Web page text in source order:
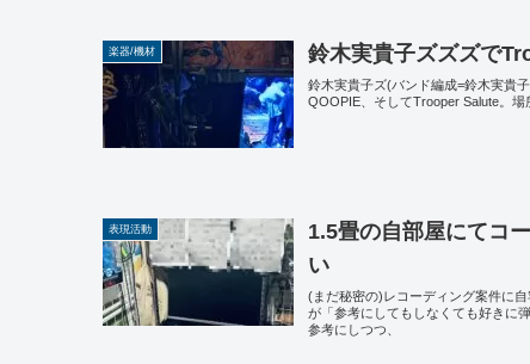
楽器/機材 鈴木実貴子ズズズで
鈴木実貴子ズ(バンド編成=鈴木実貴
QOOPIE、そしてTrooper Salute。
表現活動
1.5畳の自部屋にてコ
い
(まだ秘密の)レコーディング案件に
が「参考にしてもしなくても好きに
参考にしつつ、